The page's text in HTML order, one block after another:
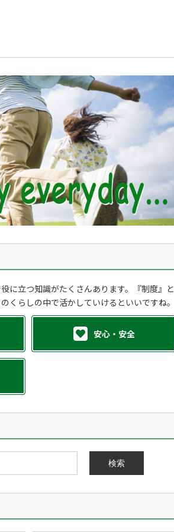
に立つ知識がたくさんあります。『制度』と
くらしの中で活かしていけるといいですね。
安心・安全
検索